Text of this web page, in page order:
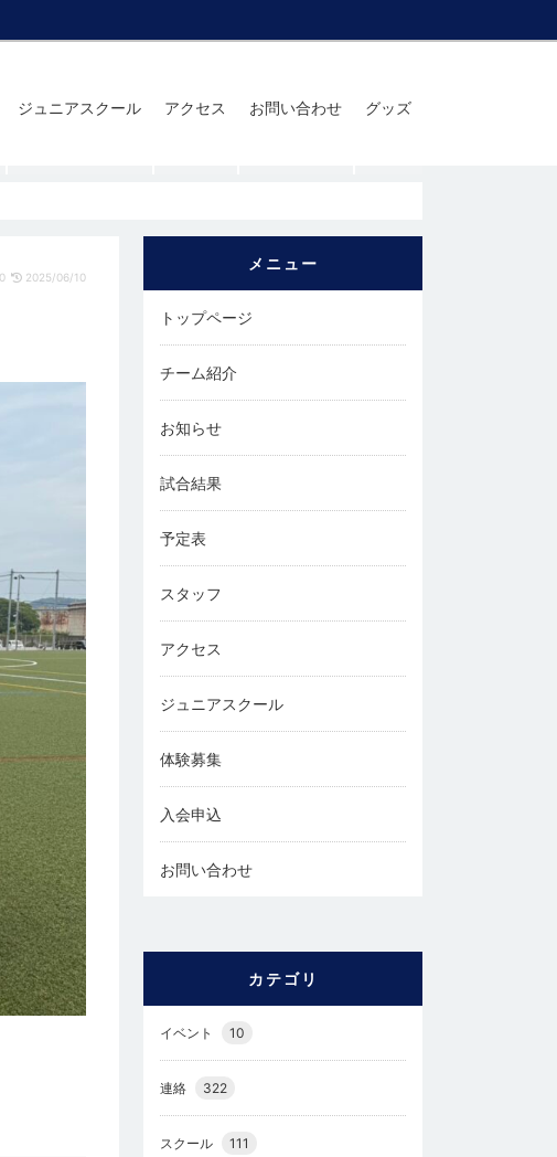
ジュニアスクール アクセス お問い合わせ グッズ
2025/06/10
メニュー
トップページ
チーム紹介
お知らせ
試合結果
予定表
スタッフ
アクセス
ジュニアスクール
体験募集
入会申込
お問い合わせ
カテゴリ
イベント 10
連絡 322
スクール 111